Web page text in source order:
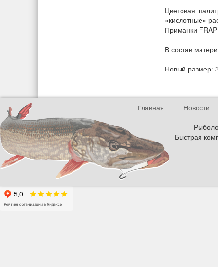
Цветовая
«кислотные»
Приманки
В состав
Новый размер:
Главная
Новости
Быстрая